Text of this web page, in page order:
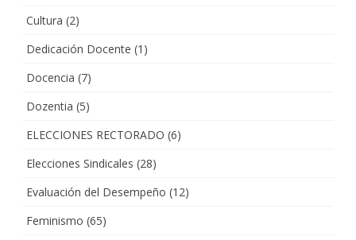
Cultura (2)
Dedicación Docente (1)
Docencia (7)
Dozentia (5)
ELECCIONES RECTORADO (6)
Elecciones Sindicales (28)
Evaluación del Desempeño (12)
Feminismo (65)